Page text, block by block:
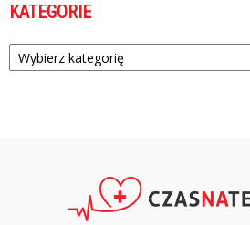
KATEGORIE
Kategorie